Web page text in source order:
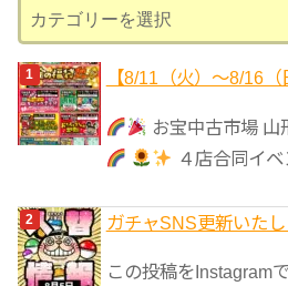
テ
ゴ
リ
ー
【8/11（火）～8/16（
お宝中古市場 山
４店合同イベ
ガチャSNS更新いたし
この投稿をInstagram